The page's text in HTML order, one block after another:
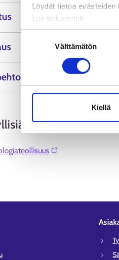
Löydät tietoa
Lue tarkemmin
Evästeet
Tietosuoja ja
Suostumuksen
Välttämätön
Kiellä
ammattinimikkeet
linkkejä